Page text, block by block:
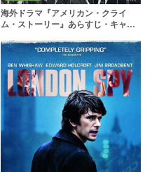
海外ドラマ『アメリカン・クライ
ム・ストーリー』あらすじ・キャス